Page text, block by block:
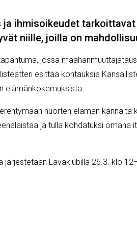
ihmisoikeudet
niille, joilla on
jossa
esittää kohtauksia
elämänkokemuksista.
nuorten elämän kannalta
ja tulla kohdatuksi omana
Lavaklubilla 26.3. klo